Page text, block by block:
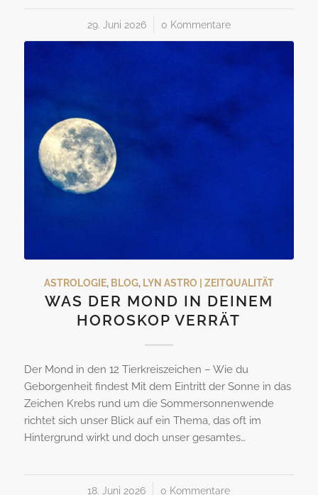
29. Juni 2026
/ 0 Kommentare
ASTROLOGIE, BLOG, LYN ASTRO | ZEITQUALITÄT
WAS DER MOND IN DEINEM
HOROSKOP VERRÄT
Der Mond in den 12 Tierkreiszeichen – Wie du
Geborgenheit findest Mit dem Eintritt der Sonne in das
Zeichen Krebs rund um die Sommersonnenwende
richtet sich unser Blick auf ein Thema, das oft im
Hintergrund wirkt und doch unser gesamtes…
18. Juni 2026
/ 0 Kommentare